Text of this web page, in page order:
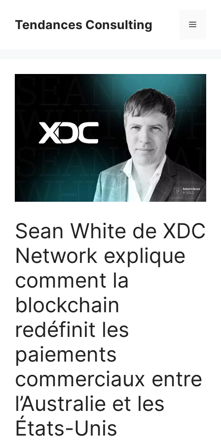
contenuTendances Consulting Menu
Sean White de XDC
Network explique
comment la
blockchain
redéfinit les
paiements
commerciaux entre
l’Australie et les
États-Unis